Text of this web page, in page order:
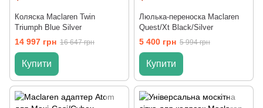
Коляска Maclaren Twin
Triumph Blue Silver
14 997 грн 16 647 грн
Купити
Люлька-переноска Maclaren
Quest/Xt Black/Silver
5 400 грн 5 994 грн
Купити